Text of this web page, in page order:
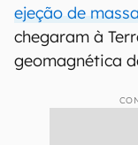
ejeção de
chegaram à
geomagnética